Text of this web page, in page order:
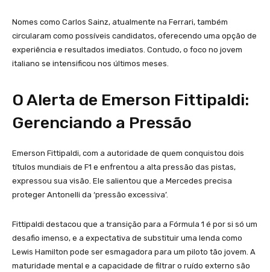
Nomes como Carlos Sainz, atualmente na Ferrari, também
circularam como possíveis candidatos, oferecendo uma opção de
experiência e resultados imediatos. Contudo, o foco no jovem
italiano se intensificou nos últimos meses.
O Alerta de Emerson Fittipaldi:
Gerenciando a Pressão
Emerson Fittipaldi, com a autoridade de quem conquistou dois
títulos mundiais de F1 e enfrentou a alta pressão das pistas,
expressou sua visão. Ele salientou que a Mercedes precisa
proteger Antonelli da ‘pressão excessiva’.
Fittipaldi destacou que a transição para a Fórmula 1 é por si só um
desafio imenso, e a expectativa de substituir uma lenda como
Lewis Hamilton pode ser esmagadora para um piloto tão jovem. A
maturidade mental e a capacidade de filtrar o ruído externo são